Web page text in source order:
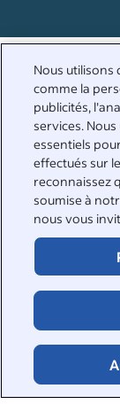
Nous utilisons
comme la
publicités,
services.
essentiels
effectués sur
reconnaissez
soumise à
nous vous
Nous
Pour obtenir des
consultez notre
directement.
2026